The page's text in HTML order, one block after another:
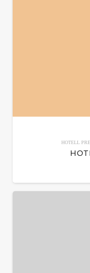
HOTELL